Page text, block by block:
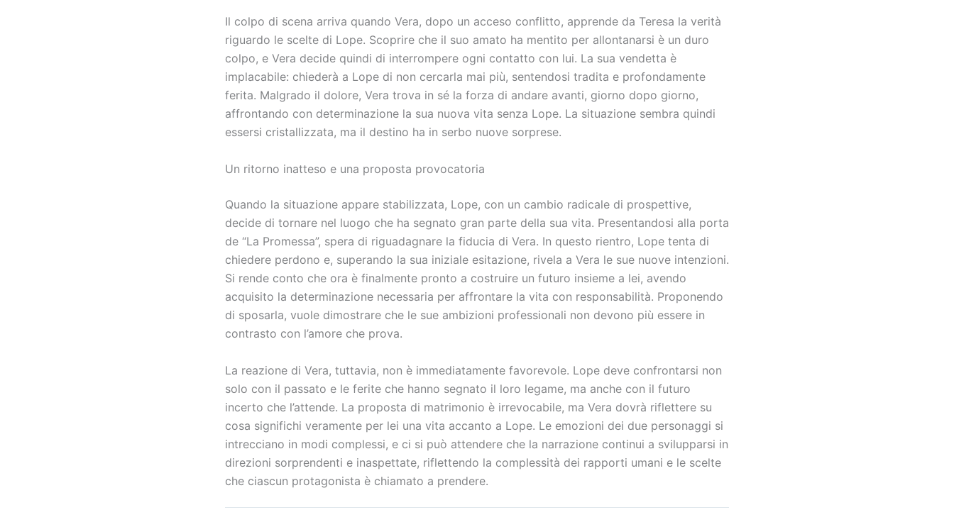
Il colpo di scena arriva quando Vera, dopo un acceso conflitto, apprende da Teresa la verità
riguardo le scelte di Lope. Scoprire che il suo amato ha mentito per allontanarsi è un duro
colpo, e Vera decide quindi di interrompere ogni contatto con lui. La sua vendetta è
implacabile: chiederà a Lope di non cercarla mai più, sentendosi tradita e profondamente
ferita. Malgrado il dolore, Vera trova in sé la forza di andare avanti, giorno dopo giorno,
affrontando con determinazione la sua nuova vita senza Lope. La situazione sembra quindi
essersi cristallizzata, ma il destino ha in serbo nuove sorprese.
Un ritorno inatteso e una proposta provocatoria
Quando la situazione appare stabilizzata, Lope, con un cambio radicale di prospettive,
decide di tornare nel luogo che ha segnato gran parte della sua vita. Presentandosi alla porta
de “La Promessa”, spera di riguadagnare la fiducia di Vera. In questo rientro, Lope tenta di
chiedere perdono e, superando la sua iniziale esitazione, rivela a Vera le sue nuove intenzioni.
Si rende conto che ora è finalmente pronto a costruire un futuro insieme a lei, avendo
acquisito la determinazione necessaria per affrontare la vita con responsabilità. Proponendo
di sposarla, vuole dimostrare che le sue ambizioni professionali non devono più essere in
contrasto con l’amore che prova.
La reazione di Vera, tuttavia, non è immediatamente favorevole. Lope deve confrontarsi non
solo con il passato e le ferite che hanno segnato il loro legame, ma anche con il futuro
incerto che l’attende. La proposta di matrimonio è irrevocabile, ma Vera dovrà riflettere su
cosa significhi veramente per lei una vita accanto a Lope. Le emozioni dei due personaggi si
intrecciano in modi complessi, e ci si può attendere che la narrazione continui a svilupparsi in
direzioni sorprendenti e inaspettate, riflettendo la complessità dei rapporti umani e le scelte
che ciascun protagonista è chiamato a prendere.